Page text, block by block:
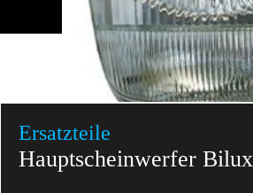
Ersatzteile
Hauptscheinwerfer Bilux